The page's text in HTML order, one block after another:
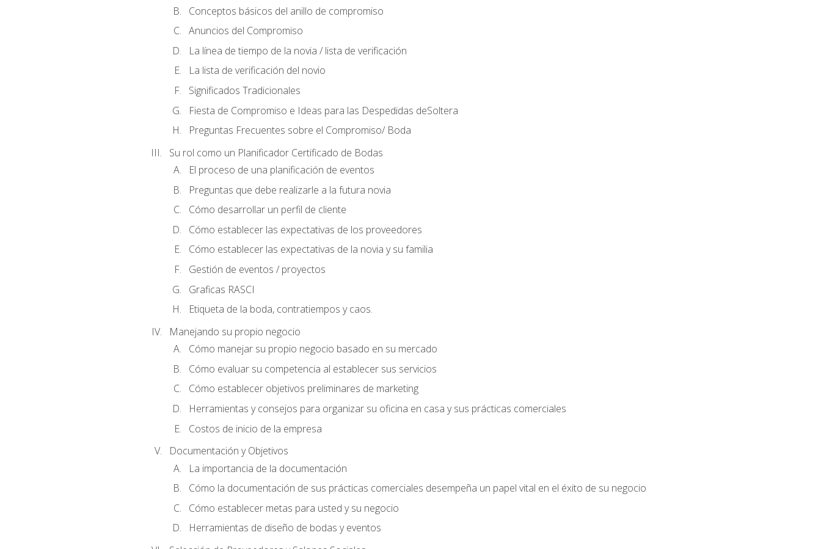
Conceptos básicos del anillo de compromiso
Anuncios del Compromiso
La línea de tiempo de la novia / lista de verificación
La lista de verificación del novio
Significados Tradicionales
Fiesta de Compromiso e Ideas para las Despedidas deSoltera
Preguntas Frecuentes sobre el Compromiso/ Boda
Su rol como un Planificador Certificado de Bodas
El proceso de una planificación de eventos
Preguntas que debe realizarle a la futura novia
Cómo desarrollar un perfil de cliente
Cómo establecer las expectativas de los proveedores
Cómo establecer las expectativas de la novia y su familia
Gestión de eventos / proyectos
Graficas RASCI
Etiqueta de la boda, contratiempos y caos.
Manejando su propio negocio
Cómo manejar su propio negocio basado en su mercado
Cómo evaluar su competencia al establecer sus servicios
Cómo establecer objetivos preliminares de marketing
Herramientas y consejos para organizar su oficina en casa y sus prácticas comerciales
Costos de inicio de la empresa
Documentación y Objetivos
La importancia de la documentación
Cómo la documentación de sus prácticas comerciales desempeña un papel vital en el éxito de su negocio
Cómo establecer metas para usted y su negocio
Herramientas de diseño de bodas y eventos